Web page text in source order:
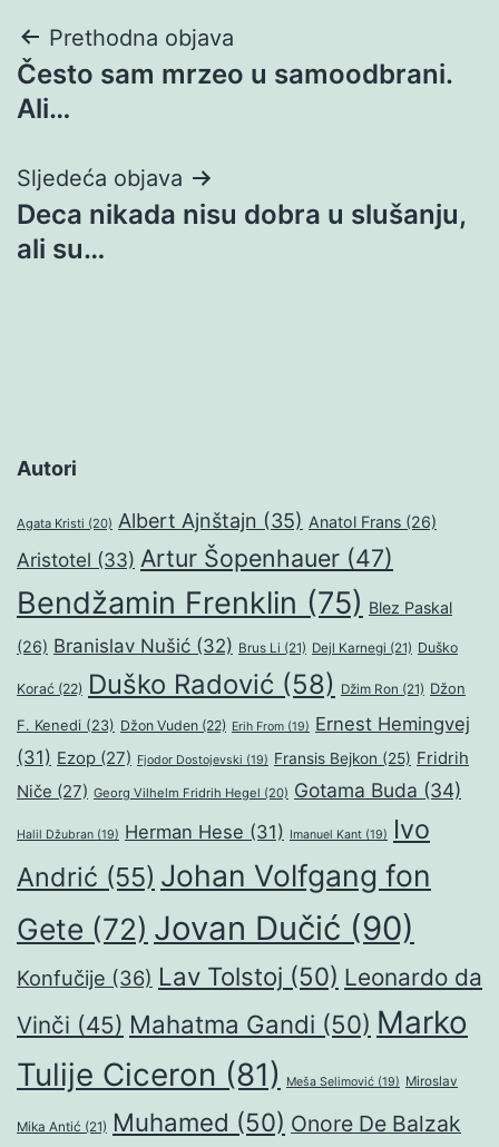
Navigacija
objava
Prethodna objava
Često sam mrzeo u samoodbrani.
Ali…
Sljedeća objava
Deca nikada nisu dobra u slušanju,
ali su…
Autori
Agata Kristi (20) Albert Ajnštajn (35) Anatol Frans (26)
Aristotel (33) Artur Šopenhauer (47)
Bendžamin Frenklin (75) Blez Paskal
(26) Branislav Nušić (32) Brus Li (21) Dejl Karnegi (21) Duško
Korać (22) Duško Radović (58) Džim Ron (21) Džon
F. Kenedi (23) Džon Vuden (22) Erih From (19) Ernest Hemingvej
(31) Ezop (27) Fjodor Dostojevski (19) Fransis Bejkon (25) Fridrih
Niče (27) Georg Vilhelm Fridrih Hegel (20) Gotama Buda (34)
Halil Džubran (19) Herman Hese (31) Imanuel Kant (19)
Ivo
Andrić (55) Johan Volfgang fon
Gete (72) Jovan Dučić (90)
Konfučije (36) Lav Tolstoj (50) Leonardo da
Vinči (45) Mahatma Gandi (50) Marko
Tulije Ciceron (81) Meša Selimović (19) Miroslav
Mika Antić (21) Muhamed (50) Onore De Balzak